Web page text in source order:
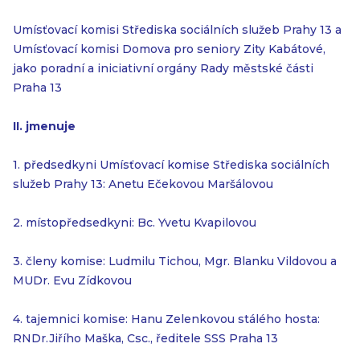
Umísťovací komisi Střediska sociálních služeb Prahy 13 a
Umísťovací komisi Domova pro seniory Zity Kabátové,
jako poradní a iniciativní orgány Rady městské části
Praha 13
II. jmenuje
1. předsedkyni Umísťovací komise Střediska sociálních
služeb Prahy 13: Anetu Ečekovou Maršálovou
2. místopředsedkyni: Bc. Yvetu Kvapilovou
3. členy komise: Ludmilu Tichou, Mgr. Blanku Vildovou a
MUDr. Evu Zídkovou
4. tajemnici komise: Hanu Zelenkovou stálého hosta:
RNDr.Jiřího Maška, Csc., ředitele SSS Praha 13